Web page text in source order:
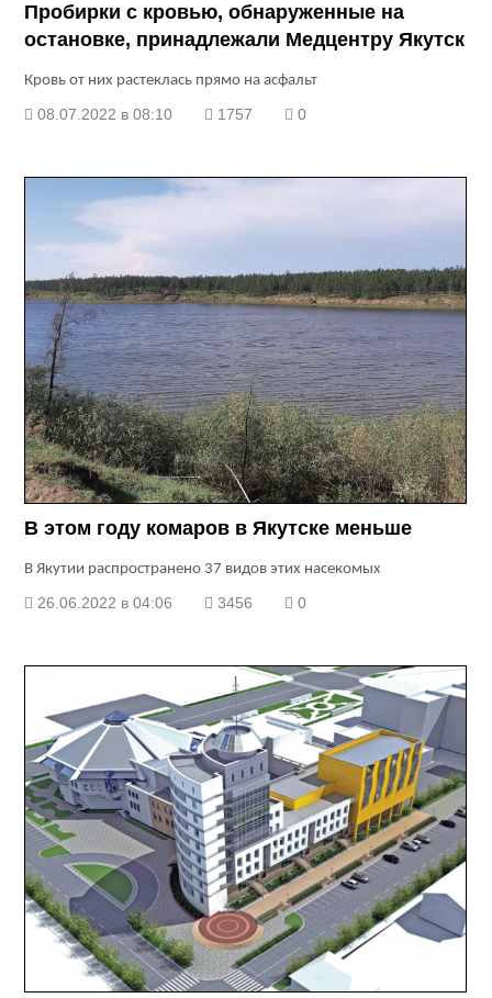
Пробирки с кровью, обнаруженные на
остановке, принадлежали Медцентру Якутск
Кровь от них растеклась прямо на асфальт
08.07.2022 в 08:10 1757 0
В этом году комаров в Якутске меньше
В Якутии распространено 37 видов этих насекомых
26.06.2022 в 04:06 3456 0